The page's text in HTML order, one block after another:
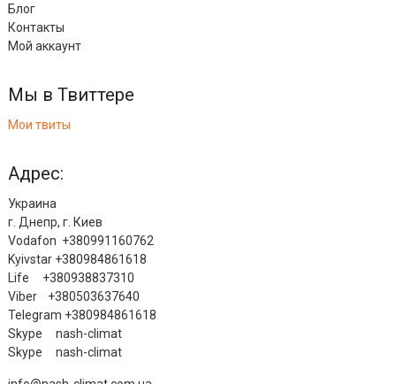
Блог
Контакты
Мой аккаунт
Мы в Твиттере
Мои твиты
Адрес:
Украина
г. Днепр, г. Киев
Vodafon +380991160762
Kyivstar +380984861618
Life +380938837310
Viber +380503637640
Telegram +380984861618
Skype nash-climat
Skype nash-climat